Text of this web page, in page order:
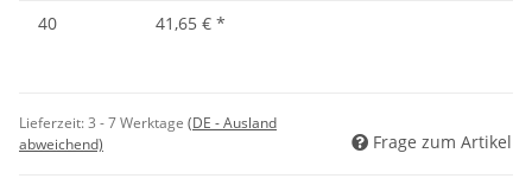
40
41,65 € *
Lieferzeit:3 - 7 Werktage (DE - Ausland
abweichend)
Frage zum Artikel